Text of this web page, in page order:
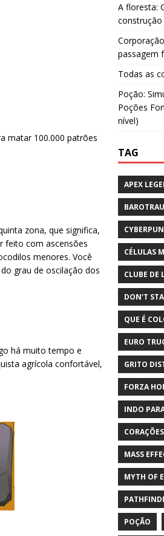
matar 100.000 patrões
zona, que significa,
feito com ascensões
menores. Você
grau de oscilação dos
há muito tempo e
agrícola confortável,
A floresta:
construção
passagem
Todas as
Poção:
Poções
nível)
TAG
APEX
CÉLULAS
CLUBE DE
DON'T
QUE É
EURO
GRITO
FORZA
INDO
MASS
MYTH OF
POÇÃO